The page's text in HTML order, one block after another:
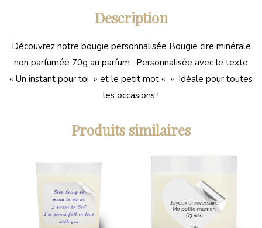
Description
Découvrez notre bougie personnalisée Bougie cire minérale
non parfumée 70g au parfum . Personnalisée avec le texte
« Un instant pour toi » et le petit mot « ». Idéale pour toutes
les occasions !
Produits similaires